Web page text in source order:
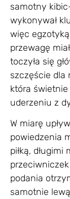
samotny
wykonywał
więc
przewagę
toczyła się
szczęście dla
która świetnie
uderzeniu z
W miarę
powiedzenia
piłką,
przeciwniczek
podania
samotnie